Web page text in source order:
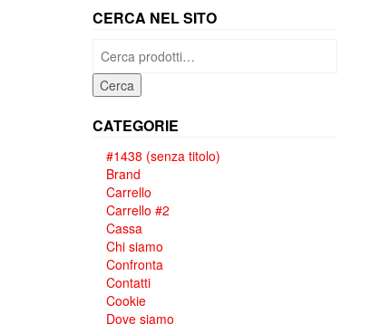
CERCA NEL SITO
Cerca:
Cerca
CATEGORIE
#1438 (senza titolo)
Brand
Carrello
Carrello #2
Cassa
Chi siamo
Confronta
Contatti
Cookie
Dove siamo